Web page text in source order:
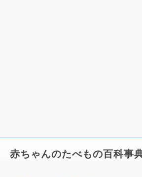
赤ちゃんのたべもの百科事